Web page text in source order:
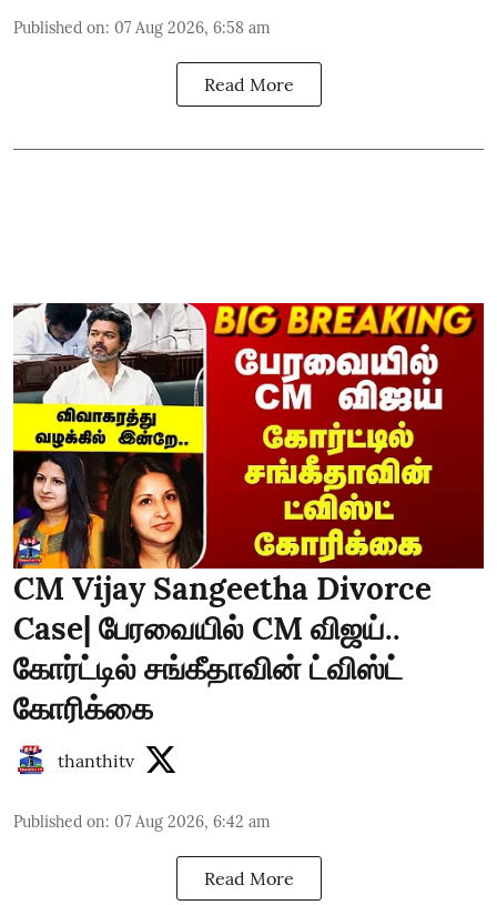
Published on: 07 Aug 2026, 6:58 am
Read More
CM Vijay Sangeetha Divorce
Case| பேரவையில் CM விஜய்..
கோர்ட்டில் சங்கீதாவின் ட்விஸ்ட்
கோரிக்கை
thanthitv
Published on: 07 Aug 2026, 6:42 am
Read More